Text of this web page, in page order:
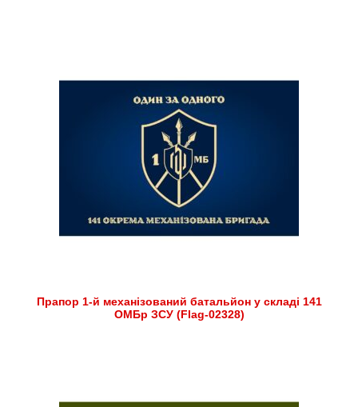
Прапор 1-й механізований батальйон у складі 141
ОМБр ЗСУ (Flag-02328)